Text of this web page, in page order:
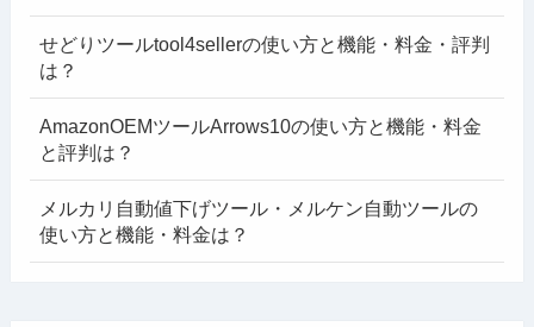
せどりツールtool4sellerの使い方と機能・料金・評判
は？
AmazonOEMツールArrows10の使い方と機能・料金
と評判は？
メルカリ自動値下げツール・メルケン自動ツールの
使い方と機能・料金は？